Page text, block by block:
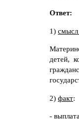
Ответ:
1) смысл
детей,
2) факт:
-